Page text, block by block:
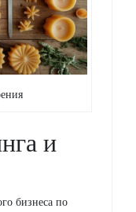
и
бизнеса по